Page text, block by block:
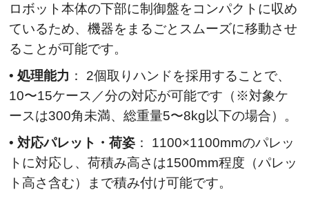
ロボット本体の下部に制御盤をコンパクトに収め
ているため、機器をまるごとスムーズに移動させ
ることが可能です。
•処理能力 ： 2個取りハンドを採用することで、
10〜15ケース／分の対応が可能です（※対象ケ
ースは300角未満、総重量5〜8kg以下の場合）。
• 対応パレット・荷姿 ： 1100×1100mmのパレッ
トに対応し、荷積み高さは1500mm程度（パレッ
ト高さ含む）まで積み付け可能です。